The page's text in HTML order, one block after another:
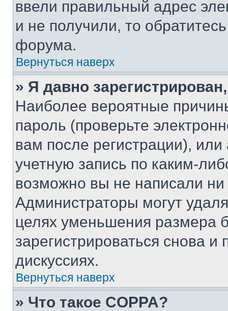
ввели правильный адрес
и не получили, то
форума.
Вернуться наверх
» Я давно
Наиболее вероятные
пароль (проверьте
вам после регистрации),
учетную запись по каким-
возможно вы не написали
Администраторы могут
целях уменьшения размера
зарегистрироваться снова и
дискуссиях.
Вернуться наверх
» Что такое COPPA?